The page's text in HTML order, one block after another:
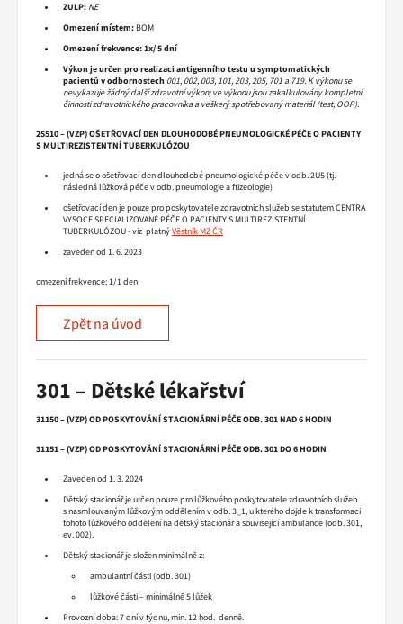
ZULP: NE
Omezení místem: BOM
Omezení frekvence:1x/ 5 dní
Výkon je určen pro realizaci antigenního testu u symptomatických
pacientů v odbornostech 001, 002, 003, 101, 203, 205, 701 a 719. K výkonu se
nevykazuje žádný další zdravotní výkon; ve výkonu jsou zakalkulovány kompletní
činnosti zdravotnického pracovníka a veškerý spotřebovaný materiál (test, OOP).
25510 – (VZP) OŠETŘOVACÍ DEN DLOUHODOBÉ PNEUMOLOGICKÉ PÉČE O PACIENTY
S MULTIREZISTENTNÍ TUBERKULÓZOU
jedná se o ošetřovací den dlouhodobé pneumologické péče v odb. 2U5 (tj.
následná lůžková péče v odb. pneumologie a ftizeologie)
ošetřovací den je pouze pro poskytovatele zdravotních služeb se statutem CENTRA
VYSOCE SPECIALIZOVANÉ PÉČE O PACIENTY S MULTIREZISTENTNÍ
TUBERKULÓZOU - viz platnýVěstník MZ ČR
zaveden od 1. 6. 2023
omezení frekvence: 1/1 den
Zpět na úvod
301 – Dětské lékařství
31150 – (VZP) OD POSKYTOVÁNÍ STACIONÁRNÍ PÉČE ODB. 301 NAD 6 HODIN
31151 – (VZP) OD POSKYTOVÁNÍ STACIONÁRNÍ PÉČE ODB. 301 DO 6 HODIN
Zaveden od 1. 3. 2024
Dětský stacionář je určen pouze pro lůžkového poskytovatele zdravotních služeb
s nasmlouvaným lůžkovým oddělením v odb. 3_1, u kterého dojde k transformaci
tohoto lůžkového oddělení na dětský stacionář a související ambulance (odb. 301,
ev. 002).
Dětský stacionář je složen minimálně z:
ambulantní části (odb. 301)
lůžkové části – minimálně 5 lůžek
Provozní doba: 7 dní v týdnu, min. 12 hod. denně.